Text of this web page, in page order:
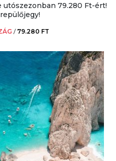
utószezonban 79.280 Ft-ért!
/ 79.280 FT